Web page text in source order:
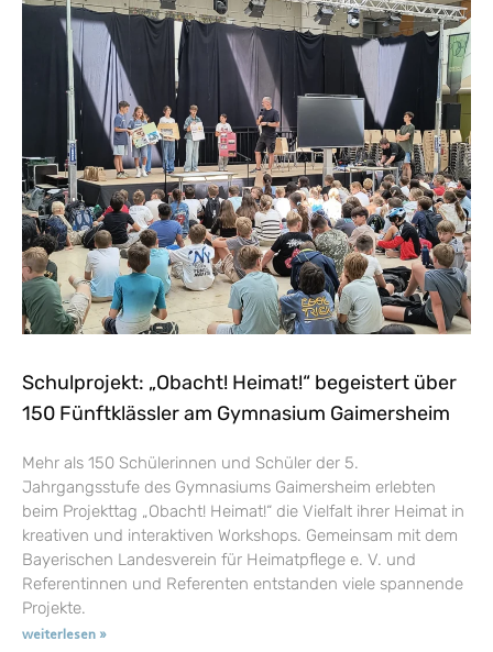
Schulprojekt: „Obacht! Heimat!“ begeistert über
150 Fünftklässler am Gymnasium Gaimersheim
Mehr als 150 Schülerinnen und Schüler der 5.
Jahrgangsstufe des Gymnasiums Gaimersheim erlebten
beim Projekttag „Obacht! Heimat!“ die Vielfalt ihrer Heimat in
kreativen und interaktiven Workshops. Gemeinsam mit dem
Bayerischen Landesverein für Heimatpflege e. V. und
Referentinnen und Referenten entstanden viele spannende
Projekte.
weiterlesen »